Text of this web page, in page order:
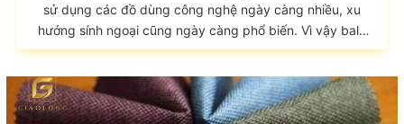
sử dụng các đồ dùng công nghệ ngày càng nhiều, xu
hướng sính ngoại cũng ngày càng phổ biến. Vì vậy balo
laptop cũng được sản xuất rộng rãi, đặc biệt là balo tiếng
vậy? Hãy cùng tham khảo bài viết dưới đây để hiểu thêm
về balo tiếng Anh, ý nghĩa của các loại balo cũng như một